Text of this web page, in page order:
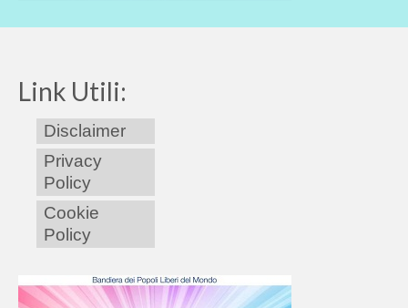
Link Utili:
Disclaimer
Privacy
Policy
Cookie
Policy